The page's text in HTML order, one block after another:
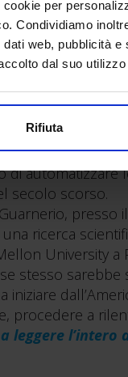
per
Condividiamo
dati web, pubblicità
dal suo
Rifiuta
formare gli
informativi che
di automatizzare
secolo scorso.
presso
ricerca
University
stesso sarebbe
iniziare
procedere a
leggere l’intero